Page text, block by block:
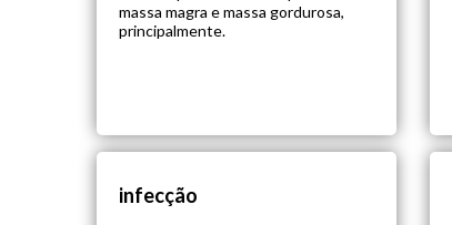
massa magra e massa gordurosa,
principalmente.
infecção